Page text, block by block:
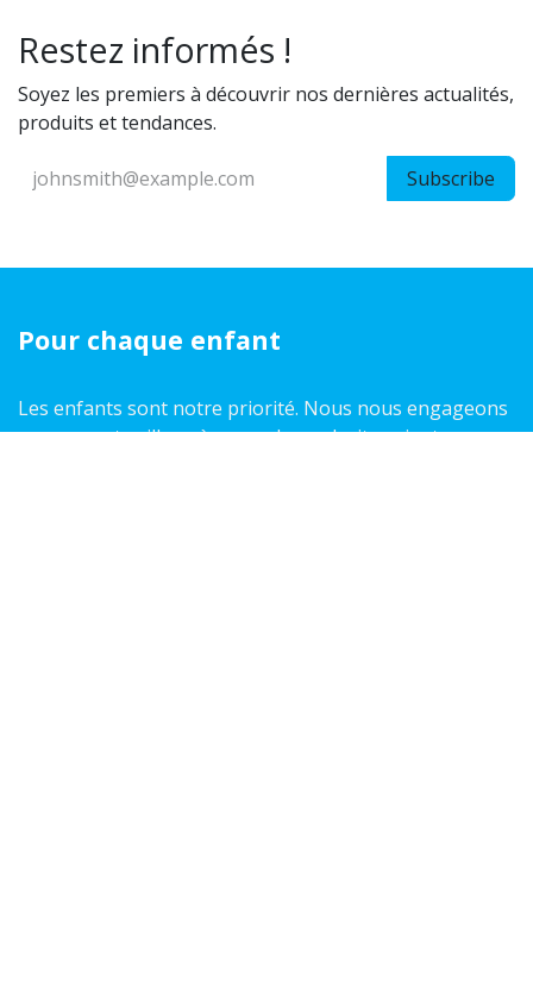
Restez informés !
Soyez les premiers à découvrir nos dernières actualités,
produits et tendances.
Subscribe
Pour chaque enfant
Les enfants sont notre priorité. Nous nous engageons
pour eux et veillons à ce que leurs droits soient